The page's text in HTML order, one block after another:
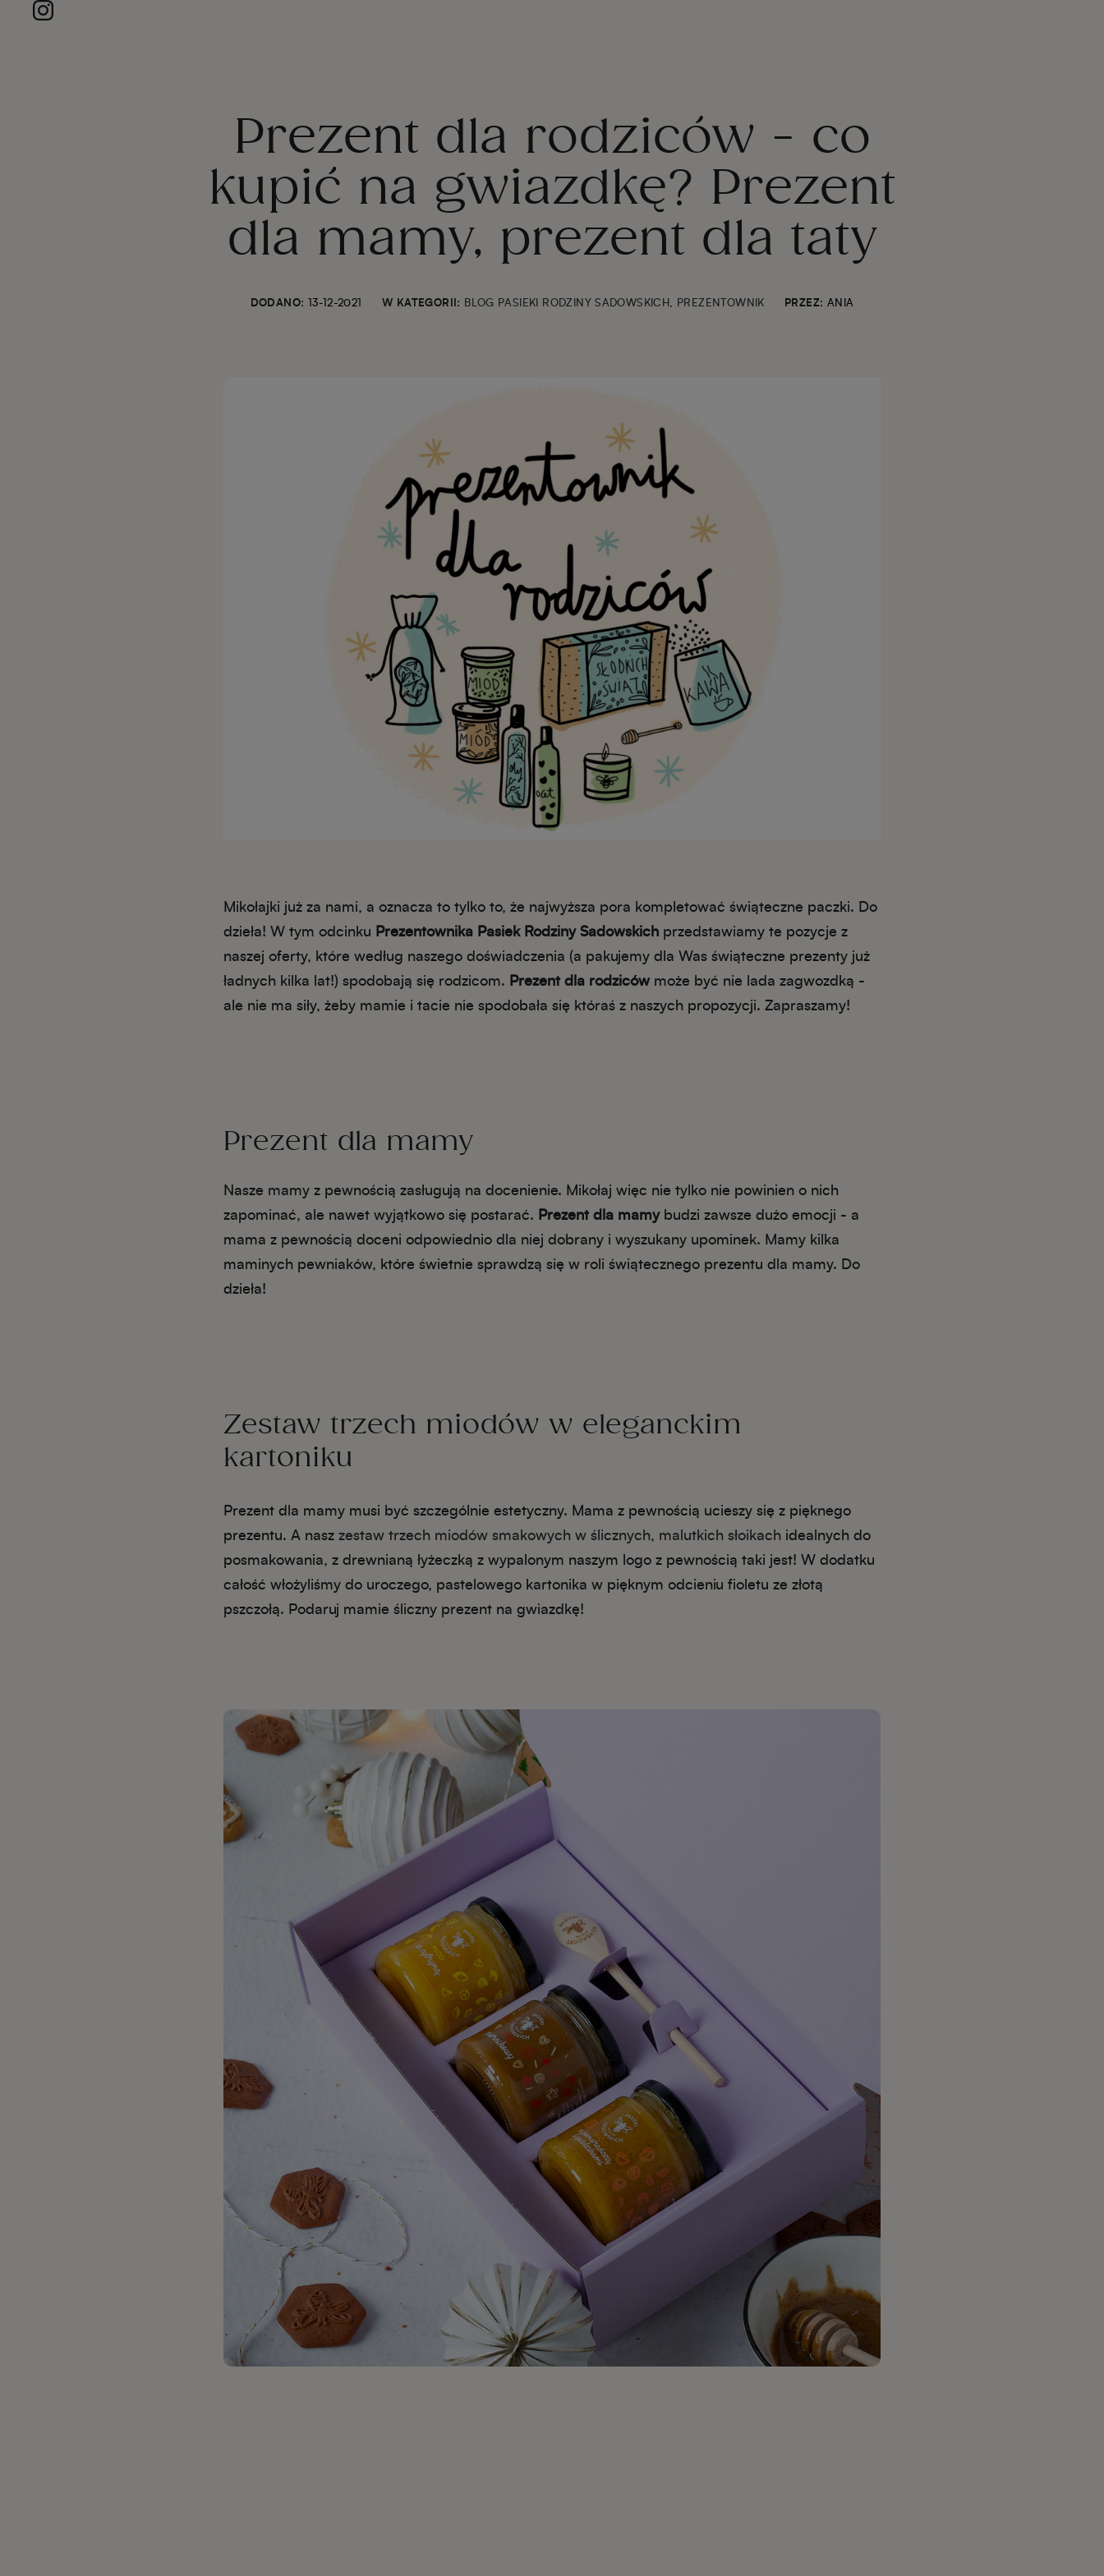
Prezent dla rodziców - co
kupić na gwiazdkę? Prezent
dla mamy, prezent dla taty
DODANO: 13-12-2021 W KATEGORII: BLOG PASIEKI RODZINY SADOWSKICH PREZENTOWNIK PRZEZ: ANIA
Mikołajki już za nami, a oznacza to tylko to, że najwyższa pora kompletować świąteczne paczki. Do
dzieła! W tym odcinku Prezentownika Pasiek Rodziny Sadowskich przedstawiamy te pozycje z
naszej oferty, które według naszego doświadczenia (a pakujemy dla Was świąteczne prezenty już
ładnych kilka lat!) spodobają się rodzicom. Prezent dla rodzicówmoże być nie lada zagwozdką -
ale nie ma siły, żeby mamie i tacie nie spodobała się któraś z naszych propozycji. Zapraszamy!
Prezent dla mamy
Nasze mamy z pewnością zasługują na docenienie. Mikołaj więc nie tylko nie powinien o nich
zapominać, ale nawet wyjątkowo się postarać. Prezent dla mamybudzi zawsze dużo emocji - a
mama z pewnością doceni odpowiednio dla niej dobrany i wyszukany upominek. Mamy kilka
maminych pewniaków, które świetnie sprawdzą się w roli świątecznego prezentu dla mamy. Do
dzieła!
Zestaw trzech miodów w eleganckim
kartoniku
Prezent dla mamy musi być szczególnie estetyczny. Mama z pewnością ucieszy się z pięknego
prezentu. A nasz zestaw trzech miodów smakowych w ślicznych, malutkich słoikach idealnych do
posmakowania, z drewnianą łyżeczką z wypalonym naszym logo z pewnością taki jest! W dodatku
całość włożyliśmy do uroczego, pastelowego kartonika w pięknym odcieniu fioletu ze złotą
pszczołą. Podaruj mamie śliczny prezent na gwiazdkę!